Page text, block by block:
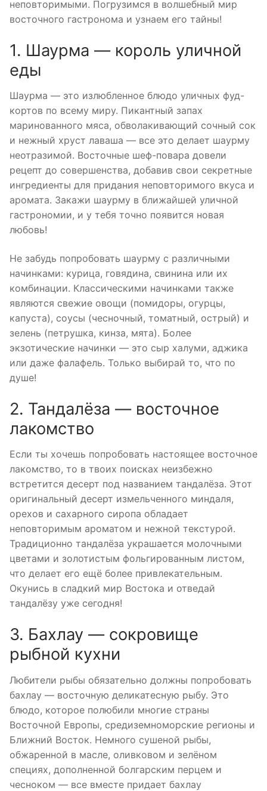
неповторимыми. Погрузимся в волшебный мир
восточного гастронома и узнаем его тайны!
1. Шаурма — король уличной
еды
Шаурма — это излюбленное блюдо уличных фуд-
кортов по всему миру. Пикантный запах
маринованного мяса, обволакивающий сочный сок
и нежный хруст лаваша — все это делает шаурму
неотразимой. Восточные шеф-повара довели
рецепт до совершенства, добавив свои секретные
ингредиенты для придания неповторимого вкуса и
аромата. Закажи шаурму в ближайшей уличной
гастрономии, и у тебя точно появится новая
любовь!
Не забудь попробовать шаурму с различными
начинками: курица, говядина, свинина или их
комбинации. Классическими начинками также
являются свежие овощи (помидоры, огурцы,
капуста), соусы (чесночный, томатный, острый) и
зелень (петрушка, кинза, мята). Более
экзотические начинки — это сыр халуми, аджика
или даже фалафель. Только выбирай то, что по
душе!
2. Тандалёза — восточное
лакомство
Если ты хочешь попробовать настоящее восточное
лакомство, то в твоих поисках неизбежно
встретится десерт под названием тандалёза. Этот
оригинальный десерт измельченного миндаля,
орехов и сахарного сиропа обладает
неповторимым ароматом и нежной текстурой.
Традиционно тандалёза украшается молочными
цветами и золотистым фольгированным листом,
что делает его ещё более привлекательным.
Окунись в сладкий мир Востока и отведай
тандалёзу уже сегодня!
3. Бахлау — сокровище
рыбной кухни
Любители рыбы обязательно должны попробовать
бахлау — восточную деликатесную рыбу. Это
блюдо, которое полюбили многие страны
Восточной Европы, средиземноморские регионы и
Ближний Восток. Немного сушеной рыбы,
обжаренной в масле, оливковом и зелёном
специях, дополненной болгарским перцем и
чесноком — все вместе придает бахлау